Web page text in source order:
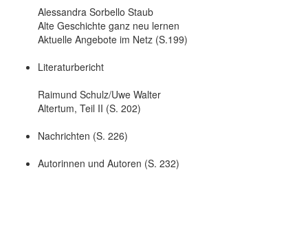
Alessandra Sorbello Staub
Alte Geschichte ganz neu lernen
Aktuelle Angebote im Netz (S.199)
Literaturbericht
Raimund Schulz/Uwe Walter
Altertum, Teil II (S. 202)
Nachrichten (S. 226)
Autorinnen und Autoren (S. 232)